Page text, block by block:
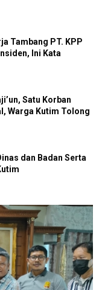
Tambang PT. KPP
Ini Kata
Satu Korban
Warga Kutim Tolong
dan Badan Serta